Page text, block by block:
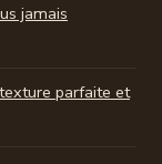
jamais
parfaite et